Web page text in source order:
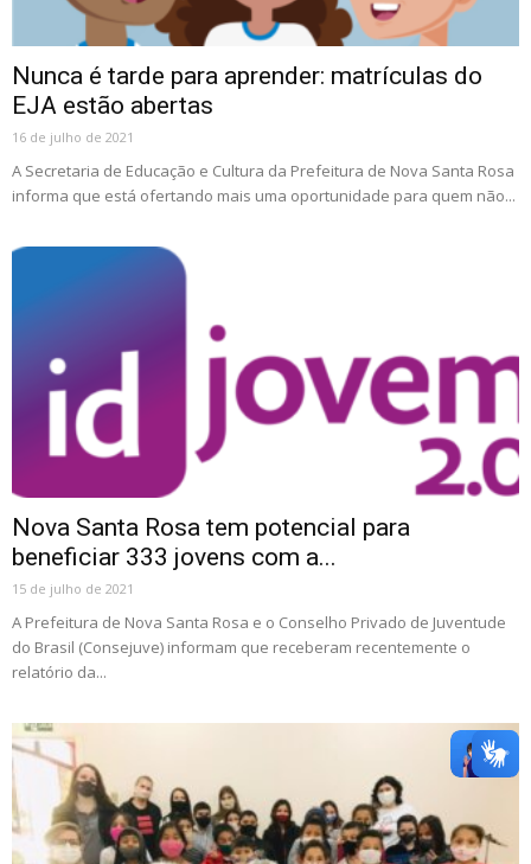
Nunca é tarde para aprender: matrículas do
EJA estão abertas
16 de julho de 2021
A Secretaria de Educação e Cultura da Prefeitura de Nova Santa Rosa
informa que está ofertando mais uma oportunidade para quem não...
Nova Santa Rosa tem potencial para
beneficiar 333 jovens com a...
15 de julho de 2021
A Prefeitura de Nova Santa Rosa e o Conselho Privado de Juventude
do Brasil (Consejuve) informam que receberam recentemente o
relatório da...